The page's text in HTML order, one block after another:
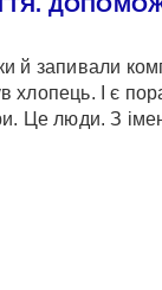
й запивали
І є
Це люди. З